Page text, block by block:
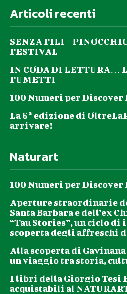
Articoli recenti
SENZA FILI –
FESTIVAL
IN CODA DI LETTURA…
FUMETTI
100 Numeri per Discover
La 6ª edizione di
arrivare!
Naturart
100 Numeri per Discover
Aperture straordinarie
Santa Barbara e dell’ex
“Tau Stories”, un ciclo
scoperta degli affreschi
Alla scoperta di Gavinana
un viaggio tra storia,
I libri della Giorgio Tesi
acquistabili al